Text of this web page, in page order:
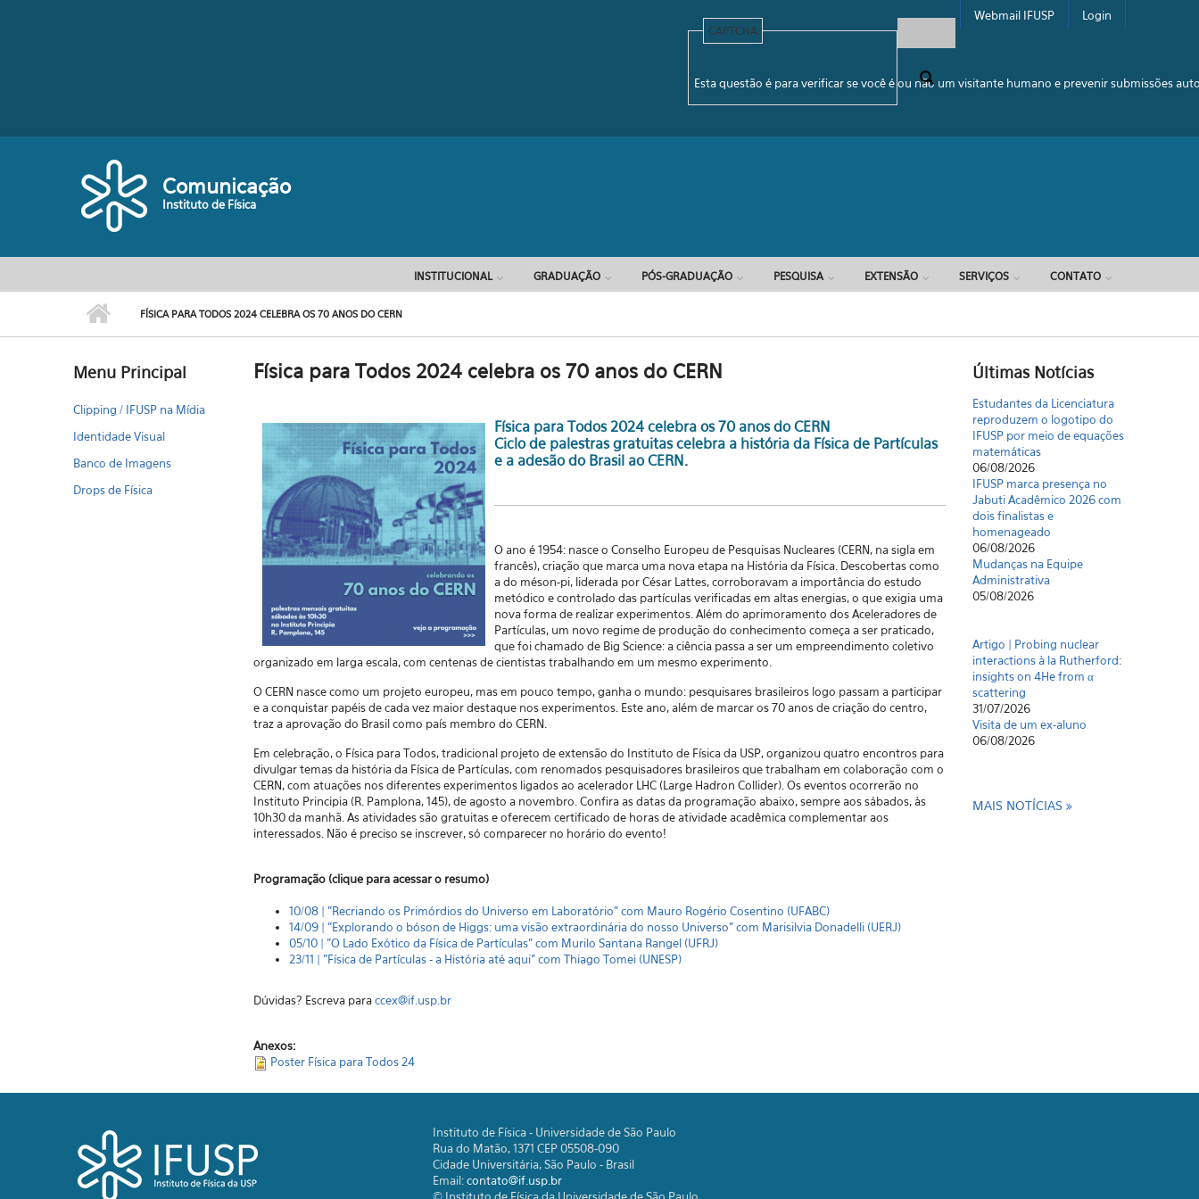
Formulário de busca
CAPTCHA
Esta questão é para verificar se você é ou não um visitante humano e prevenir submissões
Webmail IFUSP Login
Comunicação
Instituto de Física
INSTITUCIONAL GRADUAÇÃO PÓS-GRADUAÇÃO PESQUISA EXTENSÃO SERVIÇOS CONTATO
FÍSICA PARA TODOS 2024 CELEBRA OS 70 ANOS DO CERN
Menu Principal
Clipping / IFUSP na Mídia
Identidade Visual
Banco de Imagens
Drops de Física
Física para Todos 2024 celebra os 70 anos do CERN
Física para Todos 2024 celebra os 70 anos do CERN
Ciclo de palestras gratuitas celebra a história da Física de Partículas
e a adesão do Brasil ao CERN.
O ano é 1954: nasce o Conselho Europeu de Pesquisas Nucleares (CERN, na sigla em
francês), criação que marca uma nova etapa na História da Física. Descobertas como
a do méson-pi, liderada por César Lattes, corroboravam a importância do estudo
metódico e controlado das partículas verificadas em altas energias, o que exigia uma
nova forma de realizar experimentos. Além do aprimoramento dos Aceleradores de
Partículas, um novo regime de produção do conhecimento começa a ser praticado,
que foi chamado de Big Science: a ciência passa a ser um empreendimento coletivo
organizado em larga escala, com centenas de cientistas trabalhando em um mesmo experimento.
O CERN nasce como um projeto europeu, mas em pouco tempo, ganha o mundo: pesquisares brasileiros logo passam a participar
e a conquistar papéis de cada vez maior destaque nos experimentos. Este ano, além de marcar os 70 anos de criação do centro,
traz a aprovação do Brasil como país membro do CERN.
Em celebração, o Física para Todos, tradicional projeto de extensão do Instituto de Física da USP, organizou quatro encontros para
divulgar temas da história da Física de Partículas, com renomados pesquisadores brasileiros que trabalham em colaboração com o
CERN, com atuações nos diferentes experimentos ligados ao acelerador LHC (Large Hadron Collider). Os eventos ocorrerão no
Instituto Principia (R. Pamplona, 145), de agosto a novembro. Confira as datas da programação abaixo, sempre aos sábados, às
10h30 da manhã. As atividades são gratuitas e oferecem certificado de horas de atividade acadêmica complementar aos
interessados. Não é preciso se inscrever, só comparecer no horário do evento!
Programação (clique para acessar o resumo)
10/08 | "Recriando os Primórdios do Universo em Laboratório" com Mauro Rogério Cosentino (UFABC)
14/09 | "Explorando o bóson de Higgs: uma visão extraordinária do nosso Universo" com Marisilvia Donadelli (UERJ)
05/10 | "O Lado Exótico da Física de Partículas" com Murilo Santana Rangel (UFRJ)
23/11 | "Física de Partículas - a História até aqui" com Thiago Tomei (UNESP)
Dúvidas? Escreva paraccex@if.usp.br
Anexos:
Poster Física para Todos 24
Últimas Notícias
Estudantes da Licenciatura
reproduzem o logotipo do
IFUSP por meio de equações
matemáticas
06/08/2026
IFUSP marca presença no
Jabuti Acadêmico 2026 com
dois finalistas e
homenageado
06/08/2026
Mudanças na Equipe
Administrativa
05/08/2026
Artigo | Probing nuclear
interactions à la Rutherford:
insights on 4He from α
scattering
31/07/2026
Visita de um ex-aluno
06/08/2026
MAIS NOTÍCIAS
Instituto de Física - Universidade de São Paulo
Rua do Matão, 1371 CEP 05508-090
Cidade Universitária, São Paulo - Brasil
Email:contato@if.usp.br
© Instituto de Física da Universidade de São Paulo